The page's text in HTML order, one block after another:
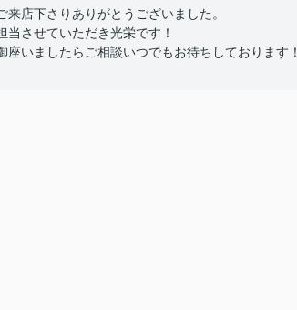
来店下さりありがとうございました。
当させていただき光栄です！
座いましたらご相談いつでもお待ちしております！